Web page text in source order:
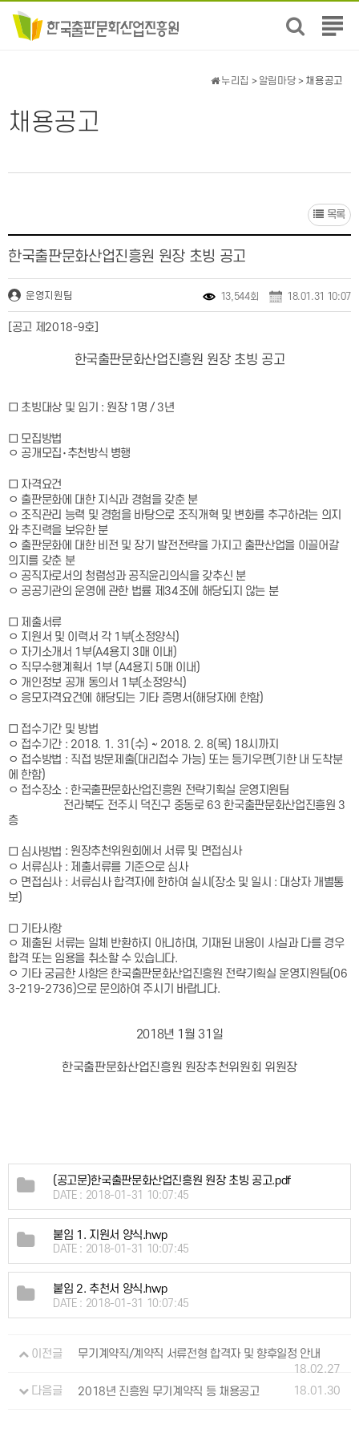
전
뉴
채용공고
누리집 > 알림마당 > 채용공고
목록
한국출판문화산업진흥원 원장 초빙 공고
운영지원팀 13,544회 18.01.31 10:07
[공고 제2018-9호]
한국출판문화산업진흥원 원장 초빙 공고
□ 초빙대상 및 임기 : 원장 1명 / 3년
□ 모집방법
ㅇ 공개모집･추천방식 병행
□ 자격요건
ㅇ 출판문화에 대한 지식과 경험을 갖춘 분
ㅇ 조직관리 능력 및 경험을 바탕으로 조직개혁 및 변화를 추구하려는 의지
와 추진력을 보유한 분
ㅇ 출판문화에 대한 비전 및 장기 발전전략을 가지고 출판산업을 이끌어갈
의지를 갖춘 분
ㅇ 공직자로서의 청렴성과 공직윤리의식을 갖추신 분
ㅇ 공공기관의 운영에 관한 법률 제34조에 해당되지 않는 분
□ 제출서류
ㅇ 지원서 및 이력서 각 1부(소정양식)
ㅇ 자기소개서 1부(A4용지 3매 이내)
ㅇ 직무수행계획서 1부 (A4용지 5매 이내)
ㅇ 개인정보 공개 동의서 1부(소정양식)
ㅇ 응모자격요건에 해당되는 기타 증명서(해당자에 한함)
□ 접수기간 및 방법
ㅇ 접수기간 : 2018. 1. 31(수) ~ 2018. 2. 8(목) 18시까지
ㅇ 접수방법 : 직접 방문제출(대리접수 가능) 또는 등기우편(기한 내 도착분
에 한함)
ㅇ 접수장소 : 한국출판문화산업진흥원 전략기획실 운영지원팀
전라북도 전주시 덕진구 중동로 63 한국출판문화산업진흥원 3
층
□ 심사방법 : 원장추천위원회에서 서류 및 면접심사
ㅇ 서류심사 : 제출서류를 기준으로 심사
ㅇ 면접심사 : 서류심사 합격자에 한하여 실시(장소 및 일시 : 대상자 개별통
보)
□ 기타사항
ㅇ 제출된 서류는 일체 반환하지 아니하며, 기재된 내용이 사실과 다를 경우
합격 또는 임용을 취소할 수 있습니다.
ㅇ 기타 궁금한 사항은 한국출판문화산업진흥원 전략기획실 운영지원팀(06
3-219-2736)으로 문의하여 주시기 바랍니다.
2018년 1월 31일
한국출판문화산업진흥원 원장추천위원회 위원장
(공고문)한국출판문화산업진흥원 원장 초빙 공고.pdf
DATE : 2018-01-31 10:07:45
붙임 1. 지원서 양식.hwp
DATE : 2018-01-31 10:07:45
붙임 2. 추천서 양식.hwp
DATE : 2018-01-31 10:07:45
이전글
무기계약직/계약직 서류전형 합격자 및 향후일정 안내
18.02.27
다음글
2018년 진흥원 무기계약직 등 채용공고 18.01.30